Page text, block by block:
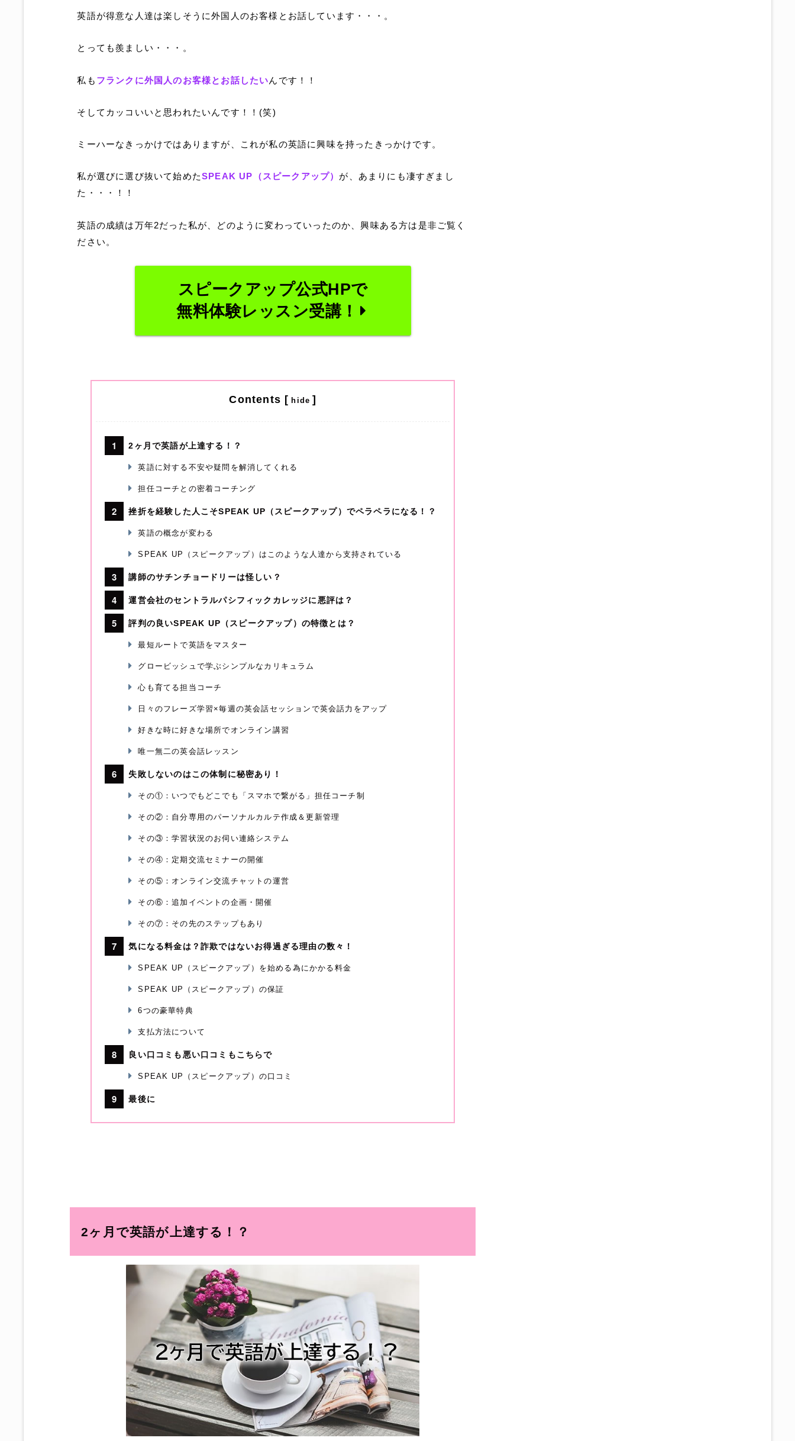
英語が得意な人達は楽しそうに外国人のお客様とお話しています・・・。
とっても羨ましい・・・。
私も フランクに外国人のお客様とお話したいんです！！
そしてカッコいいと思われたいんです！！(笑)
ミーハーなきっかけではありますが、これが私の英語に興味を持ったきっかけです。
私が選びに選び抜いて始めたSPEAK UP（スピークアップ） が、あまりにも凄すぎまし
た・・・！！
英語の成績は万年2だった私が、どのように変わっていったのか、興味ある方は是非ご覧く
ださい。
スピークアップ公式HPで
無料体験レッスン受講！
Contents [ hide ]
2ヶ月で英語が上達する！？
英語に対する不安や疑問を解消してくれる
担任コーチとの密着コーチング
挫折を経験した人こそSPEAK UP（スピークアップ）でペラペラになる！？
英語の概念が変わる
SPEAK UP（スピークアップ）はこのような人達から支持されている
講師のサチンチョードリーは怪しい？
運営会社のセントラルパシフィックカレッジに悪評は？
評判の良いSPEAK UP（スピークアップ）の特徴とは？
最短ルートで英語をマスター
グロービッシュで学ぶシンプルなカリキュラム
心も育てる担当コーチ
日々のフレーズ学習×毎週の英会話セッションで英会話力をアップ
好きな時に好きな場所でオンライン講習
唯一無二の英会話レッスン
失敗しないのはこの体制に秘密あり！
その①：いつでもどこでも「スマホで繋がる」担任コーチ制
その②：自分専用のパーソナルカルテ作成＆更新管理
その③：学習状況のお伺い連絡システム
その④：定期交流セミナーの開催
その⑤：オンライン交流チャットの運営
その⑥：追加イベントの企画・開催
その⑦：その先のステップもあり
気になる料金は？詐欺ではないお得過ぎる理由の数々！
SPEAK UP（スピークアップ）を始める為にかかる料金
SPEAK UP（スピークアップ）の保証
6つの豪華特典
支払方法について
良い口コミも悪い口コミもこちらで
SPEAK UP（スピークアップ）の口コミ
最後に
2ヶ月で英語が上達する！？